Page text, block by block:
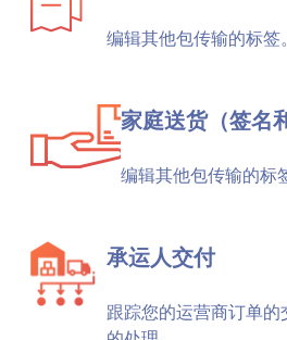
编辑其他包传输的标签。
家庭送货（签名
编辑其他包传输的标
承运人交付
跟踪您的运营商订单